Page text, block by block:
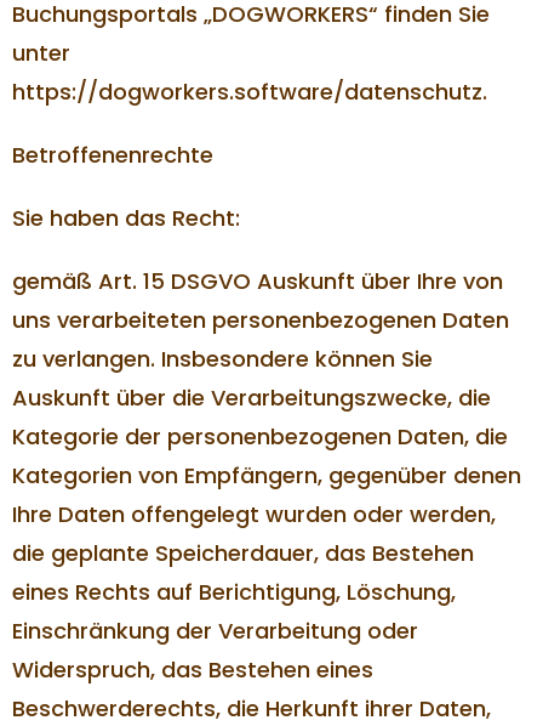
Buchungsportals „DOGWORKERS“ finden Sie
unter
https://dogworkers.software/datenschutz.
Betroffenenrechte
Sie haben das Recht:
gemäß Art. 15 DSGVO Auskunft über Ihre von
uns verarbeiteten personenbezogenen Daten
zu verlangen. Insbesondere können Sie
Auskunft über die Verarbeitungszwecke, die
Kategorie der personenbezogenen Daten, die
Kategorien von Empfängern, gegenüber denen
Ihre Daten offengelegt wurden oder werden,
die geplante Speicherdauer, das Bestehen
eines Rechts auf Berichtigung, Löschung,
Einschränkung der Verarbeitung oder
Widerspruch, das Bestehen eines
Beschwerderechts, die Herkunft ihrer Daten,